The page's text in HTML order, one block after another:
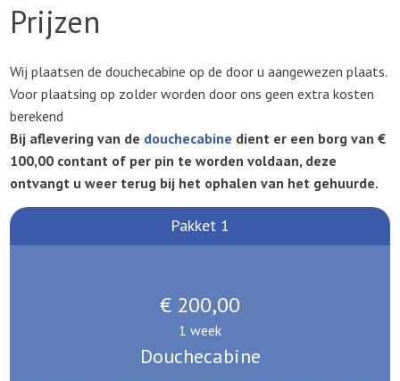
Prijzen
Wij plaatsen de douchecabine op de door u aangewezen plaats.
Voor plaatsing op zolder worden door ons geen extra kosten
berekend
Bij aflevering van de douchecabine dient er een borg van €
100,00 contant of per pin te worden voldaan, deze
ontvangt u weer terug bij het ophalen van het gehuurde.
Pakket 1
€ 200,00
1 week
Douchecabine